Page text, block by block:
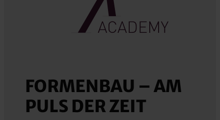
FORMENBAU – AM
PULS DER ZEIT